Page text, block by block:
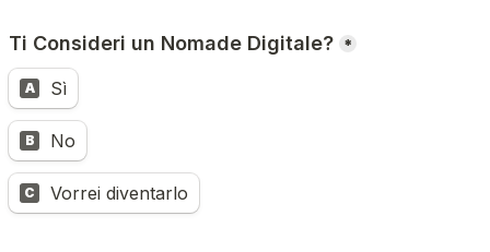
Ti Consideri un Nomade Digitale? *
A Sì
B No
C Vorrei diventarlo